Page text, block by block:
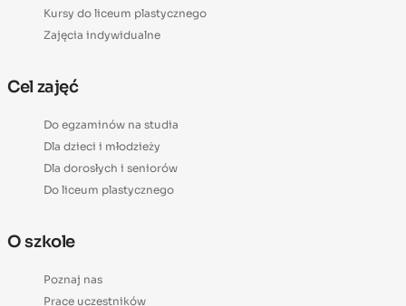
Kursy do liceum plastycznego
Zajęcia indywidualne
Cel zajęć
Do egzaminów na studia
Dla dzieci i młodzieży
Dla dorosłych i seniorów
Do liceum plastycznego
O szkole
Poznaj nas
Prace uczestników